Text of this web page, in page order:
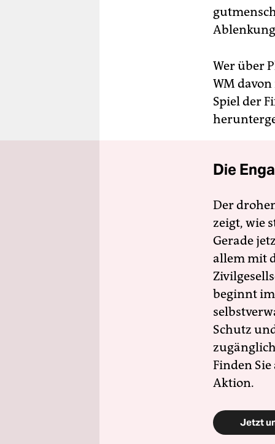
Wer über
WM
Spiel der
Die
Der
zeigt, wie
Gerade
allem mit
beginnt
Schutz
Finden
Aktion.
Jetzt